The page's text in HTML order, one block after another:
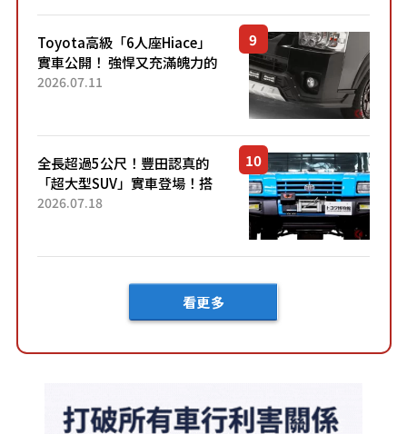
車？...
Toyota高級「6人座Hiace」
實車公開！ 強悍又充滿魄力的
「全黑設計」搭配特別「豪華
2026.07.11
全長超過5公尺！豐田認真的
「超大型SUV」實車登場！搭
載後輪也會轉向的「四輪轉
「Mega C...
2026.07.18
看更多